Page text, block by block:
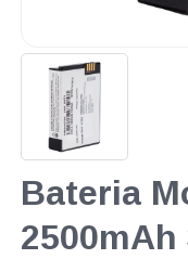
Bateria
2500mAh